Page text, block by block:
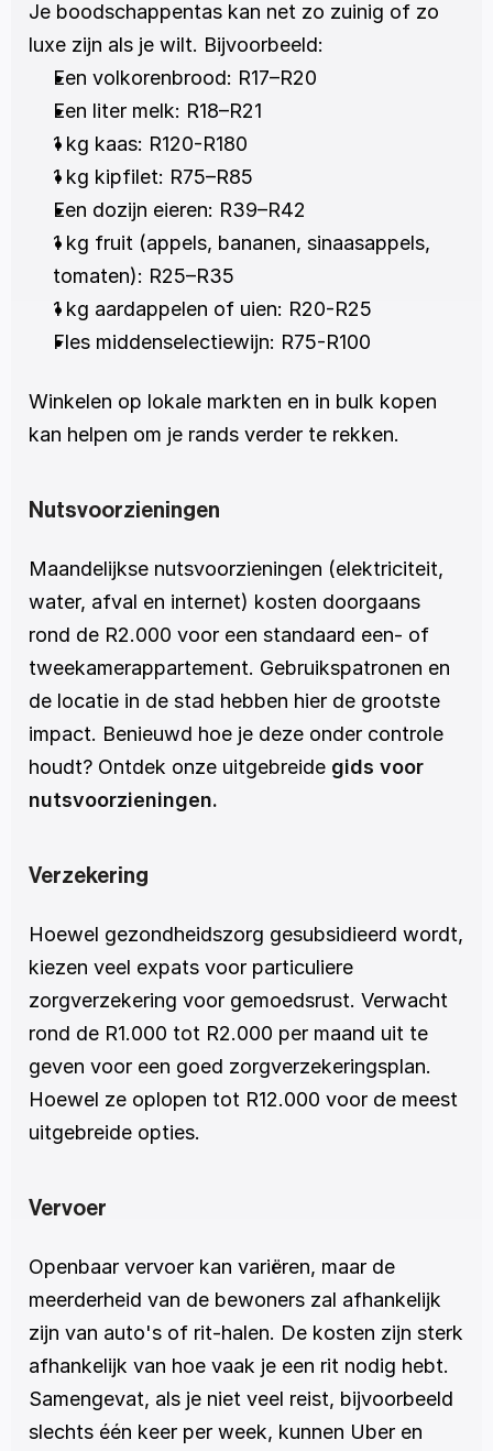
Je boodschappentas kan net zo zuinig of zo
luxe zijn als je wilt. Bijvoorbeeld:
Een volkorenbrood: R17–R20
Een liter melk: R18–R21
1 kg kaas: R120-R180
1 kg kipfilet: R75–R85
Een dozijn eieren: R39–R42
1 kg fruit (appels, bananen, sinaasappels,
tomaten): R25–R35
1 kg aardappelen of uien: R20-R25
Fles middenselectiewijn: R75-R100
Winkelen op lokale markten en in bulk kopen
kan helpen om je rands verder te rekken.
Nutsvoorzieningen
Maandelijkse nutsvoorzieningen (elektriciteit,
water, afval en internet) kosten doorgaans
rond de R2.000 voor een standaard een- of
tweekamerappartement. Gebruikspatronen en
de locatie in de stad hebben hier de grootste
impact. Benieuwd hoe je deze onder controle
houdt? Ontdek onze uitgebreide gids voor
nutsvoorzieningen.
Verzekering
Hoewel gezondheidszorg gesubsidieerd wordt,
kiezen veel expats voor particuliere
zorgverzekering voor gemoedsrust. Verwacht
rond de R1.000 tot R2.000 per maand uit te
geven voor een goed zorgverzekeringsplan.
Hoewel ze oplopen tot R12.000 voor de meest
uitgebreide opties.
Vervoer
Openbaar vervoer kan variëren, maar de
meerderheid van de bewoners zal afhankelijk
zijn van auto's of rit-halen. De kosten zijn sterk
afhankelijk van hoe vaak je een rit nodig hebt.
Samengevat, als je niet veel reist, bijvoorbeeld
slechts één keer per week, kunnen Uber en